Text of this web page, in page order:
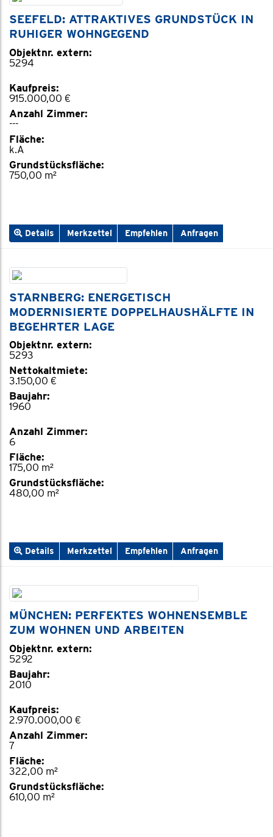
SEEFELD: ATTRAKTIVES GRUNDSTÜCK IN
RUHIGER WOHNGEGEND
Objektnr. extern:
5294
Kaufpreis:
915.000,00 €
Anzahl Zimmer:
---
Fläche:
k.A
Grundstücksfläche:
750,00 m²
Details Merkzettel Empfehlen Anfragen
STARNBERG: ENERGETISCH
MODERNISIERTE DOPPELHAUSHÄLFTE IN
BEGEHRTER LAGE
Objektnr. extern:
5293
Nettokaltmiete:
3.150,00 €
Baujahr:
1960
Anzahl Zimmer:
6
Fläche:
175,00 m²
Grundstücksfläche:
480,00 m²
Details Merkzettel Empfehlen Anfragen
MÜNCHEN: PERFEKTES WOHNENSEMBLE
ZUM WOHNEN UND ARBEITEN
Objektnr. extern:
5292
Baujahr:
2010
Kaufpreis:
2.970.000,00 €
Anzahl Zimmer:
7
Fläche:
322,00 m²
Grundstücksfläche:
610,00 m²